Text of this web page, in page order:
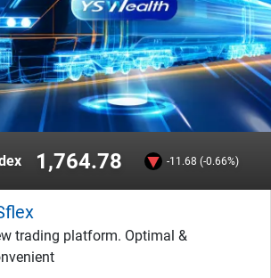
1,764.78 -11.68 (-0.66%)
trading platform. Optimal &